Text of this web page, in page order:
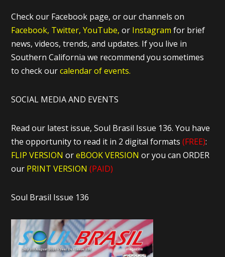
Check our Facebook page, or our channels on
Facebook, Twitter, YouTube, or Instagram for brief
news, videos, trends, and updates. If you live in
Southern California we recommend you sometimes
to check ourcalendar of events.
SOCIAL MEDIA AND EVENTS
Read our latest issue, Soul Brasil Issue 136. You have
the opportunity to read it in 2 digital formats(FREE):
FLIP VERSION oreBOOK VERSIONor you can ORDER
our PRINT VERSION (PAID)
Soul Brasil Issue 136